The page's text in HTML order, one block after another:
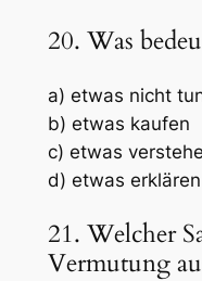
20. Was
a) etwas nicht
b) etwas kaufen
c) etwas
d) etwas erklären
21. Welcher
Vermutung